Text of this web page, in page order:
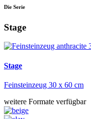
Die Serie
Stage
Stage
Feinsteinzeug 30 x 60 cm
weitere Formate verfügbar